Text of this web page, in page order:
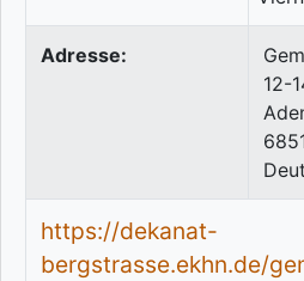
Adresse:
12-
https://dekanat-
bergstrasse.ekhn.de/